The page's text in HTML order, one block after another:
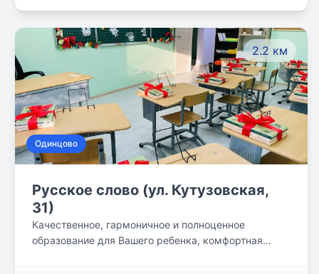
2.2 км
Одинцово
Русское слово (ул. Кутузовская,
31)
Качественное, гармоничное и полноценное
образование для Вашего ребенка, комфортная